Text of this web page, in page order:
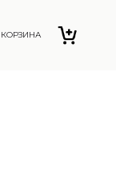
КОРЗИНА